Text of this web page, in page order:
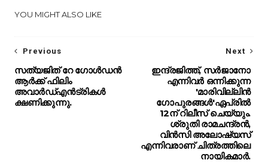
YOU MIGHT ALSO LIKE
Next
ഇന്ദ്രജിത്ത്, സർജാനോ
എന്നിവർ ഒന്നിക്കുന്ന
'മാരിവില്ലിൻ
ഗോപുരങ്ങൾ'ഏപ്രിൽ
12ന് റിലീസ് ചെയ്യും.
ശ്രുതി രാമചന്ദ്രൻ,
വിൻസി അലോഷ്യസ്
എന്നിവരാണ് ചിത്രത്തിലെ
നായികമാർ.
Previous
സത്യജിത് റേ ഗോൾഡൻ
ആർക്ക് ഫിലിം
അവാർഡ്എൻട്രികൾ
ക്ഷണിക്കുന്നു.